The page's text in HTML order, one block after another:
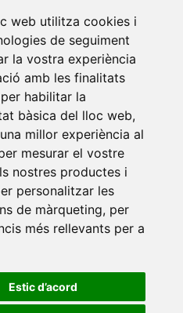
web utilitza cookies i
de seguiment
la vostra experiència
amb les finalitats
per habilitar la
bàsica del lloc web,
millor experiència al
mesurar el vostre
nostres productes i
personalitzar les
de màrqueting, per
més rellevants per a
Estic d’acord
i activitats que
a Twitter